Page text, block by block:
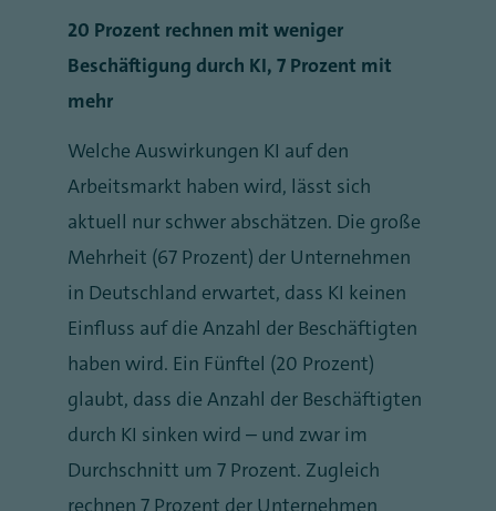
20 Prozent rechnen mit weniger
Beschäftigung durch KI, 7 Prozent mit
mehr
Welche Auswirkungen KI auf den
Arbeitsmarkt haben wird, lässt sich
aktuell nur schwer abschätzen. Die große
Mehrheit (67 Prozent) der Unternehmen
in Deutschland erwartet, dass KI keinen
Einfluss auf die Anzahl der Beschäftigten
haben wird. Ein Fünftel (20 Prozent)
glaubt, dass die Anzahl der Beschäftigten
durch KI sinken wird – und zwar im
Durchschnitt um 7 Prozent. Zugleich
rechnen 7 Prozent der Unternehmen